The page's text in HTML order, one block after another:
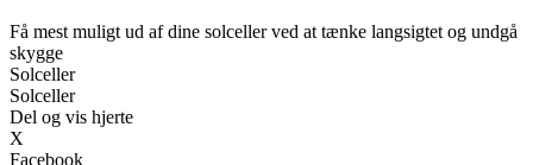
Få mest muligt ud af dine solceller ved at tænke langsigtet og undgå
skygge
Solceller
Solceller
Del og vis hjerte
X
Facebook